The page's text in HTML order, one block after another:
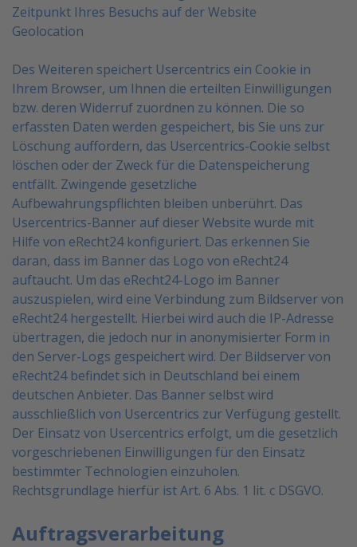
Zeitpunkt Ihres Besuchs auf der Website
Geolocation
Des Weiteren speichert Usercentrics ein Cookie in
Ihrem Browser, um Ihnen die erteilten Einwilligungen
bzw. deren Widerruf zuordnen zu können. Die so
erfassten Daten werden gespeichert, bis Sie uns zur
Löschung auffordern, das Usercentrics-Cookie selbst
löschen oder der Zweck für die Datenspeicherung
entfällt. Zwingende gesetzliche
Aufbewahrungspflichten bleiben unberührt. Das
Usercentrics-Banner auf dieser Website wurde mit
Hilfe von eRecht24 konfiguriert. Das erkennen Sie
daran, dass im Banner das Logo von eRecht24
auftaucht. Um das eRecht24-Logo im Banner
auszuspielen, wird eine Verbindung zum Bildserver von
eRecht24 hergestellt. Hierbei wird auch die IP-Adresse
übertragen, die jedoch nur in anonymisierter Form in
den Server-Logs gespeichert wird. Der Bildserver von
eRecht24 befindet sich in Deutschland bei einem
deutschen Anbieter. Das Banner selbst wird
ausschließlich von Usercentrics zur Verfügung gestellt.
Der Einsatz von Usercentrics erfolgt, um die gesetzlich
vorgeschriebenen Einwilligungen für den Einsatz
bestimmter Technologien einzuholen.
Rechtsgrundlage hierfür ist Art. 6 Abs. 1 lit. c DSGVO.
Auftragsverarbeitung